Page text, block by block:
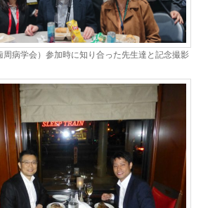
周病学会）参加時に知り合った先生達と記念撮影